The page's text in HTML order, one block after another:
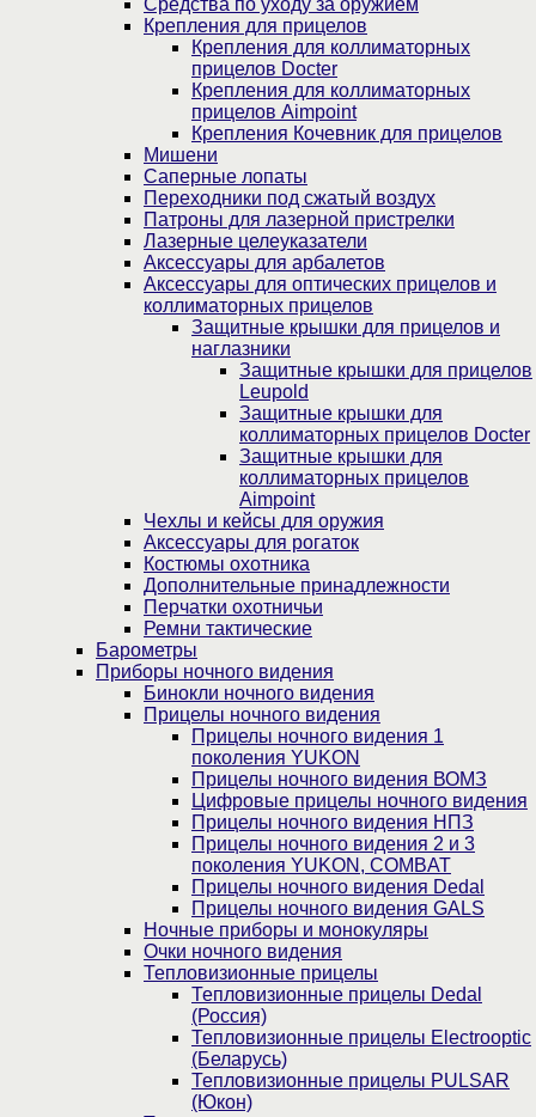
Средства по уходу за оружием
Крепления для прицелов
Крепления для коллиматорных
прицелов Docter
Крепления для коллиматорных
прицелов Aimpoint
Крепления Кочевник для прицелов
Мишени
Саперные лопаты
Переходники под сжатый воздух
Патроны для лазерной пристрелки
Лазерные целеуказатели
Аксессуары для арбалетов
Аксессуары для оптических прицелов и
коллиматорных прицелов
Защитные крышки для прицелов и
наглазники
Защитные крышки для прицелов
Leupold
Защитные крышки для
коллиматорных прицелов Docter
Защитные крышки для
коллиматорных прицелов
Aimpoint
Чехлы и кейсы для оружия
Аксессуары для рогаток
Костюмы охотника
Дополнительные принадлежности
Перчатки охотничьи
Ремни тактические
Барометры
Приборы ночного видения
Бинокли ночного видения
Прицелы ночного видения
Прицелы ночного видения 1
поколения YUKON
Прицелы ночного видения ВОМЗ
Цифровые прицелы ночного видения
Прицелы ночного видения НПЗ
Прицелы ночного видения 2 и 3
поколения YUKON, COMBAT
Прицелы ночного видения Dedal
Прицелы ночного видения GALS
Ночные приборы и монокуляры
Очки ночного видения
Тепловизионные прицелы
Тепловизионные прицелы Dedal
(Россия)
Тепловизионные прицелы Electrooptic
(Беларусь)
Тепловизионные прицелы PULSAR
(Юкон)